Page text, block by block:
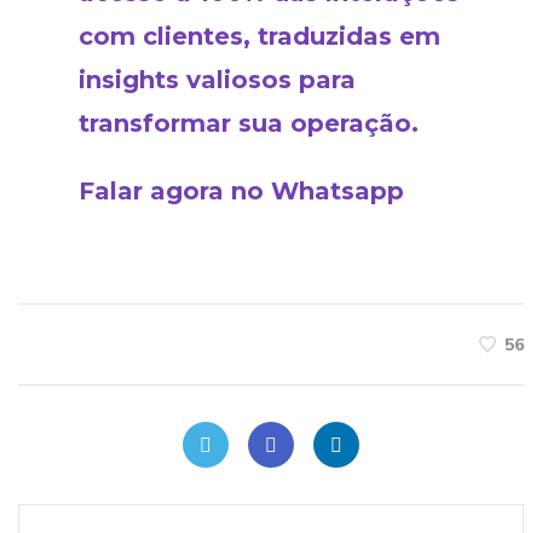
com clientes, traduzidas em
insights valiosos para
transformar sua operação.
Falar agora no Whatsapp
56